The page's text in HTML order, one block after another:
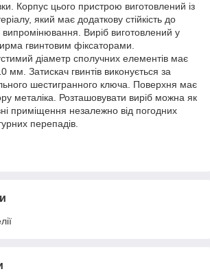
Корпус цього пристрою виготовлений із
який має додаткову стійкість до
випромінювання. Виріб виготовлений у
гвинтовим фіксаторами.
діаметр сполучних елементів має
мм. Затискач гвинтів виконується за
шестигранного ключа. Поверхня має
металіка. Розташовувати виріб можна як
приміщення незалежно від погодних
перепадів.